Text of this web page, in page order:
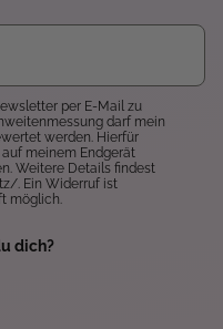
per E-Mail zu
darf mein
werden. Hierfür
meinem Endgerät
Weitere Details findest
. Ein Widerruf ist
möglich.
dich?